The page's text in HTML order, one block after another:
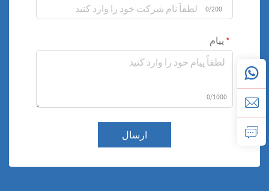
0/200
پیام
0/1000
ارسال